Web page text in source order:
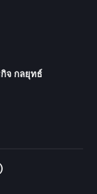
จ กลยุทธ์